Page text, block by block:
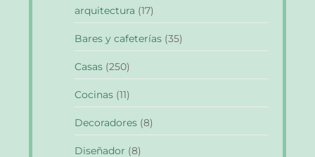
arquitectura (17)
Bares y cafeterías (35)
Casas (250)
Cocinas (11)
Decoradores (8)
Diseñador (8)